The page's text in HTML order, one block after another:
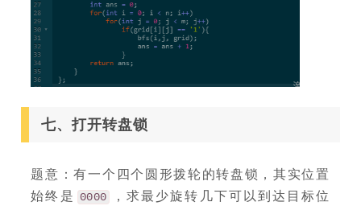
七、打开转盘锁
题意：有一个四个圆形拨轮的转盘锁，其实位置
始终是 0000
，求最少旋转几下可以到达目标位